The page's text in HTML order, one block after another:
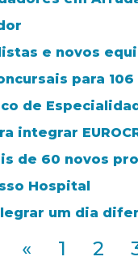
e novos
para
de
integrar
de 60 novos
Hospital
um dia
« 1 2